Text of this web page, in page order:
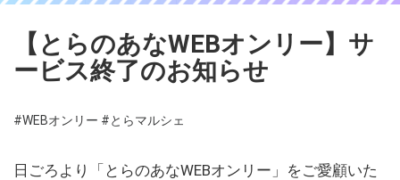
【とらのあなWEBオンリー】サ
ービス終了のお知らせ
#WEBオンリー #とらマルシェ
日ごろより「とらのあなWEBオンリー」をご愛顧いた